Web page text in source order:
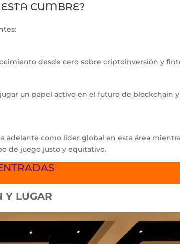
CUMBRE?
desde cero sobre criptoinversión y
un papel activo en el futuro de blockchain y
adelante como líder global en esta área
de juego justo y equitativo.
Y LUGAR